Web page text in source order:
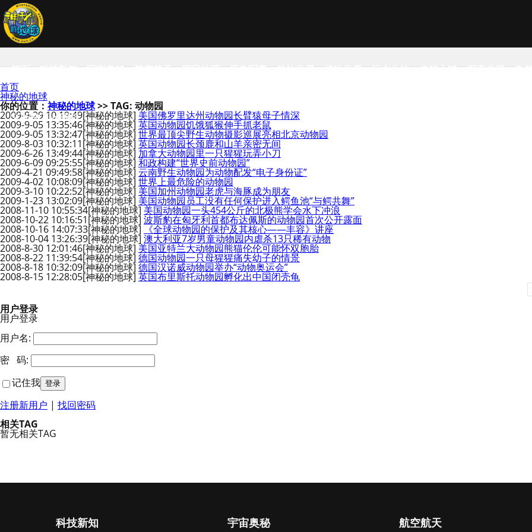
首页 科技新知 宇宙奥秘 航空航天 国家地理 历史军事 动物世界 植物世界 远古生物 未解之谜 探索发现 自
SCIENCE NEWS
首页
神秘的地球
你的位置：神秘的地球>> TAG: 动物园
2009-9-29 10:19:49[神秘的地球] 美国佛罗里达州动物园长臂猿母子情深
2009-9-05 13:35:46[神秘的地球] 英国动物园饥饿狐猴伸手抓老鼠
2009-9-05 13:32:47[神秘的地球] 世界最顶尖野生动物摄影巡展亮相北京动物园
2009-8-03 10:32:11[神秘的地球] 英国动物园长颈鹿和山羊亲密无间
2009-6-26 13:49:44[神秘的地球] 加拿大动物园里一只猩猩玩弄小刀
2009-6-09 09:25:55[神秘的地球] 和政构建“世界史前动物园”
2009-4-21 09:49:58[神秘的地球] 云南野生动物园为动物配发“电子身份证”
2009-4-02 10:08:09[神秘的地球] 世界上最危险的动物园
2009-3-10 10:22:52[神秘的地球] 美国加州动物园老虎与海豚成为朋友
2009-1-23 13:02:09[神秘的地球] 美国动物园员工没有任何保护进入鳄鱼池“与鳄共舞”
2008-11-10 10:55:34[神秘的地球] 美国动物园一头454公斤的北极熊学会水下冲浪
2008-10-22 10:16:51[神秘的地球] 波斯豹在匈牙利首都布达佩斯的动物园首次公开露面
2008-10-16 14:07:33[神秘的地球] 《全球动物园的保护及其核心——丰容》讲座
2008-10-04 13:26:39[神秘的地球] 澳大利亚7岁男童动物园内虐杀13只稀有动物
2008-8-30 12:01:46[神秘的地球] 美国亚特兰大动物园熊猫伦伦可能怀双胞胎
2008-8-22 11:39:54[神秘的地球] 德国动物园一只母猩猩痛失幼子的情景
2008-8-18 10:32:09[神秘的地球] 德国汉诺威动物园举办“动物奥运会”
2008-8-15 12:28:05[神秘的地球] 英国布里斯托动物园孵化出中国闭壳龟
用户登录
用户登录
用户名:
密 码:
记住我
注册新用户 | 找回密码
相关TAG
暂无相关TAG
科技新知 宇宙奥秘 航空航天